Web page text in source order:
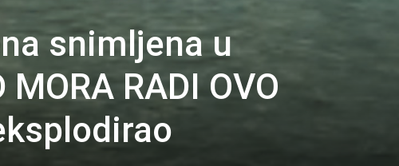
snimljena u
RADI OVO